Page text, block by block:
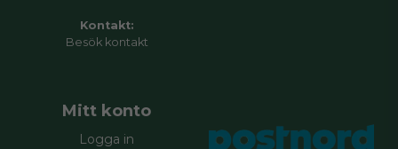
Kontakt:
Besök kontakt
Mitt konto
Logga in